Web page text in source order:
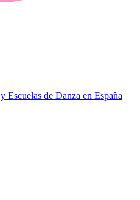
Escuelas de Danza en España